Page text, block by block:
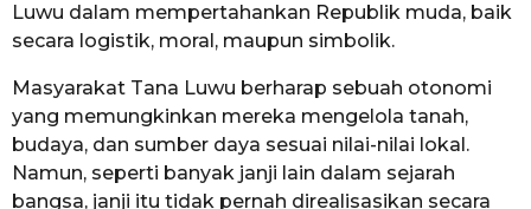
Luwu dalam mempertahankan Republik muda, baik
secara logistik, moral, maupun simbolik.
Masyarakat Tana Luwu berharap sebuah otonomi
yang memungkinkan mereka mengelola tanah,
budaya, dan sumber daya sesuai nilai-nilai lokal.
Namun, seperti banyak janji lain dalam sejarah
bangsa, janji itu tidak pernah direalisasikan secara